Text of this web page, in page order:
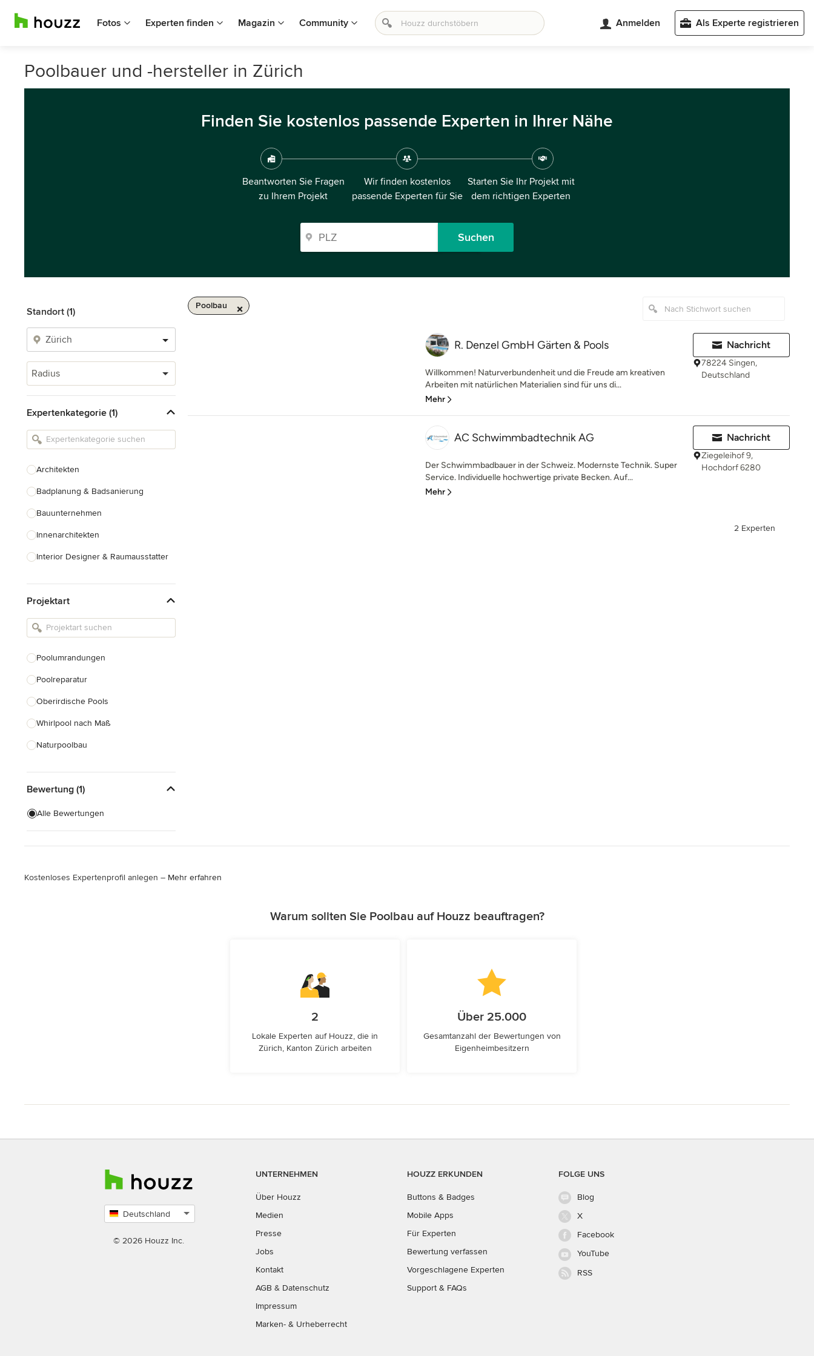
Fotos Experten finden Magazin Community Anmelden Als Experte registrieren
Poolbauer und -hersteller in Zürich
Finden Sie kostenlos passende Experten in Ihrer Nähe
Beantworten Sie Fragen
zu Ihrem Projekt
Wir finden kostenlos
passende Experten für Sie
Starten Sie Ihr Projekt mit
dem richtigen Experten
Suchen
Standort (1)
Radius
Expertenkategorie (1)
Architekten
Badplanung & Badsanierung
Bauunternehmen
Innenarchitekten
Interior Designer & Raumausstatter
Landschaftsarchitekten
Armaturen & Sanitärbedarf
Einbauschränke
Projektart
Poolumrandungen
Poolreparatur
Oberirdische Pools
Whirlpool nach Maß
Naturpoolbau
Alle anzeigen
Bewertung (1)
Alle Bewertungen
Poolbau
R. Denzel GmbH Gärten & Pools
Willkommen! Naturverbundenheit und die Freude am kreativen
Arbeiten mit natürlichen Materialien sind für uns di...
Mehr
Nachricht
78224 Singen,
Deutschland
AC Schwimmbadtechnik AG
Der Schwimmbadbauer in der Schweiz. Modernste Technik. Super
Service. Individuelle hochwertige private Becken. Auf...
Mehr
Nachricht
Ziegeleihof 9,
Hochdorf 6280
2 Experten
Kostenloses Expertenprofil anlegen – Mehr erfahren
Warum sollten Sie Poolbau auf Houzz beauftragen?
2
Lokale Experten auf Houzz, die in
Zürich, Kanton Zürich arbeiten
Über 25.000
Gesamtanzahl der Bewertungen von
Eigenheimbesitzern
Deutschland
auswählen
© 2026 Houzz Inc.
UNTERNEHMEN
Über Houzz
Medien
Presse
Jobs
Kontakt
AGB & Datenschutz
Impressum
Marken- & Urheberrecht
HOUZZ ERKUNDEN
Buttons & Badges
Mobile Apps
Für Experten
Bewertung verfassen
Vorgeschlagene Experten
Support & FAQs
FOLGE UNS
Blog
X
Facebook
YouTube
RSS